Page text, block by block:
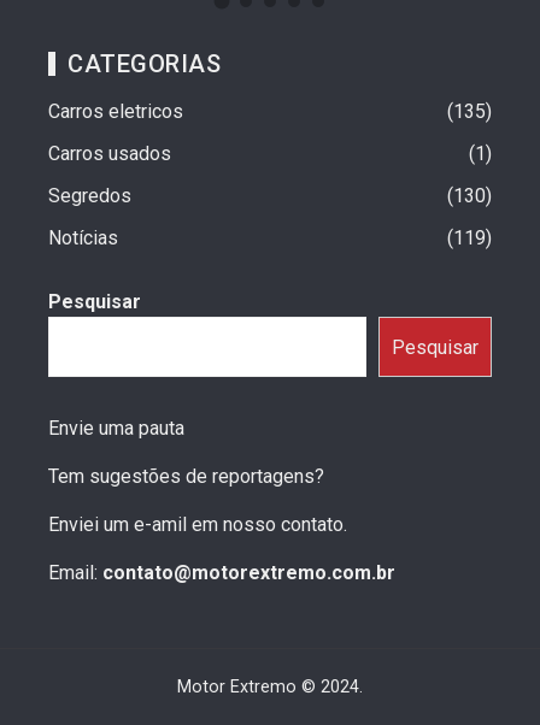
CATEGORIAS
Carros eletricos
135
Carros usados
1
Segredos
130
Notícias
119
Pesquisar
Pesquisar
Envie uma pauta
Tem sugestões de reportagens?
Enviei um e-amil em nosso contato.
Email: contato@motorextremo.com.br
Motor Extremo © 2024.